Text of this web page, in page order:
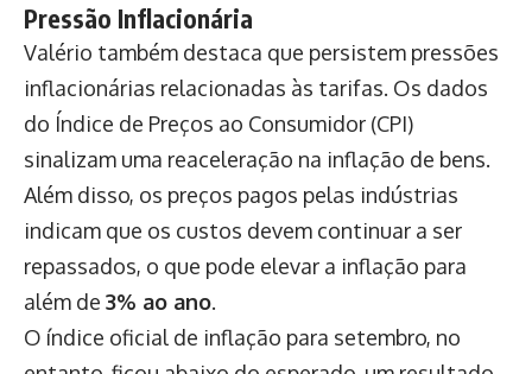
Pressão Inflacionária
Valério também destaca que persistem pressões
inflacionárias relacionadas às tarifas. Os dados
do Índice de Preços ao Consumidor (CPI)
sinalizam uma reaceleração na inflação de bens.
Além disso, os preços pagos pelas indústrias
indicam que os custos devem continuar a ser
repassados, o que pode elevar a inflação para
além de 3% ao ano.
O índice oficial de inflação para setembro, no